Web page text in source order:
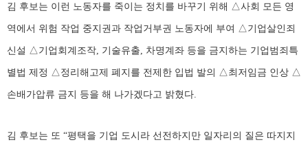
김 후보는 이런 노동자를 죽이는 정치를 바꾸기 위해 △사회 모든 영
역에서 위험 작업 중지권과 작업거부권 노동자에 부여 △기업살인죄
신설 △기업회계조작, 기술유출, 차명계좌 등을 금지하는 기업범죄특
별법 제정 △정리해고제 폐지를 전제한 입법 발의 △최저임금 인상 △
손배가압류 금지 등을 해 나가겠다고 밝혔다.
김 후보는 또 “평택을 기업 도시라 선전하지만 일자리의 질은 따지지